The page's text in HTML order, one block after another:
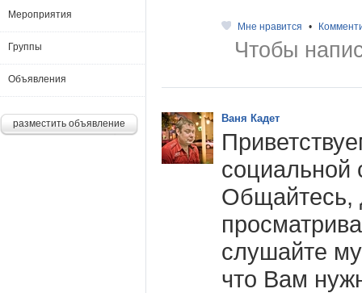
Мне нравится •
Чтобы
Ваня Кадет
Общайтесь,
слушайте
что Вам
Мероприятия
Группы
Объявления
разместить объявление